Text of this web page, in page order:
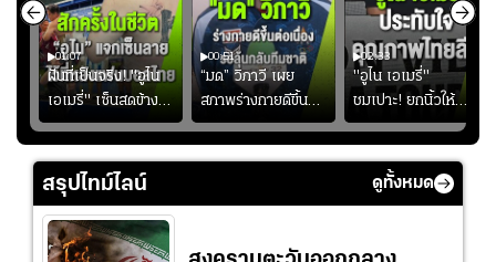
01:07
ฝันที่เป็นจริง! "อูไน
เอเมรี่" เซ็นสดข้าง
รอยสักบนแผ่นหลัง
"คุณเต๊ะ" แฟนพันธุ์
แท้วิลล่า นาน 33 ปี
00:51
“มด” วิภาวี เผย
สภาพร่างกายดีขึ้น
อย่างต่อเนื่อง พร้อม
พยายามลงสนามให้
02:33
"อูไน เอเมรี่"
ชมเปาะ! ยกนิ้วให้
แท็กติกบีจี แฮปปี้
สุดๆ กับการเยือนไทย
สรุปไทม์ไลน์ ดูทั้งหมด